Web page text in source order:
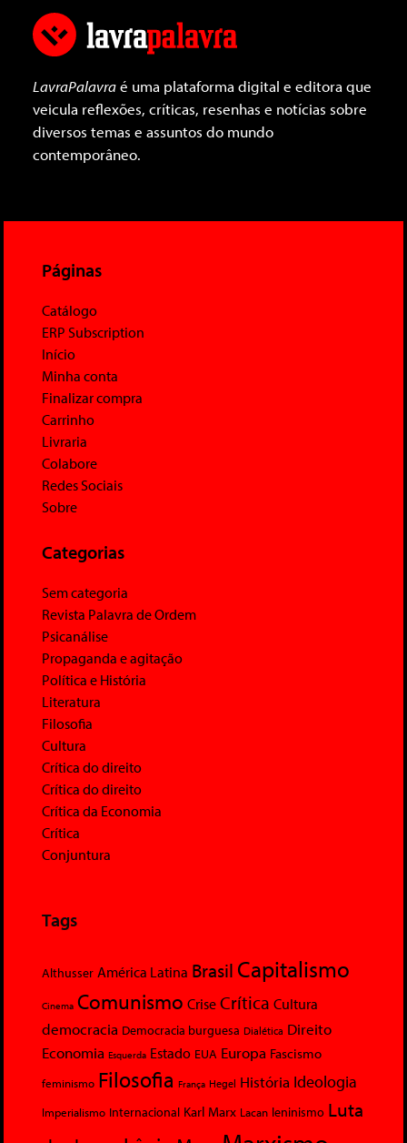
LavraPalavraé uma plataforma digital e editora que
veicula reflexões, críticas, resenhas e notícias sobre
diversos temas e assuntos do mundo
contemporâneo.
Páginas
Catálogo
ERP Subscription
Início
Minha conta
Finalizar compra
Carrinho
Livraria
Colabore
Redes Sociais
Sobre
Categorias
Sem categoria
Revista Palavra de Ordem
Psicanálise
Propaganda e agitação
Política e História
Literatura
Filosofia
Cultura
Crítica do direito
Crítica do direito
Crítica da Economia
Crítica
Conjuntura
Tags
Althusser América Latina Brasil Capitalismo
Cinema Comunismo Crise Crítica Cultura
democracia Democracia burguesa Dialética Direito
Economia Esquerda Estado EUA Europa Fascismo
feminismo Filosofia França Hegel História Ideologia
Imperialismo Internacional Karl Marx Lacan leninismo Luta